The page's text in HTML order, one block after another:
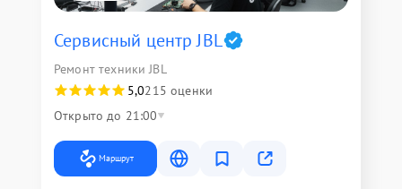
Сервисный центр JBL
Ремонт техники JBL
5,0215 оценки
Открыто до 21:00
Маршрут